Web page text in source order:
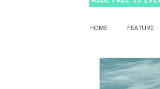
HOME FEATURE
OLD TIMER